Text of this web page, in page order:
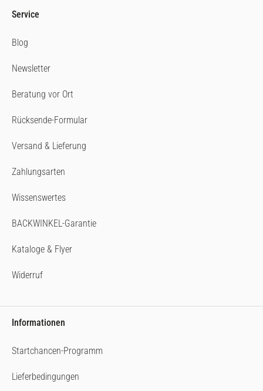
Service
Blog
Newsletter
Beratung vor Ort
Rücksende-Formular
Versand & Lieferung
Zahlungsarten
Wissenswertes
BACKWINKEL-Garantie
Kataloge & Flyer
Widerruf
Informationen
Startchancen-Programm
Lieferbedingungen